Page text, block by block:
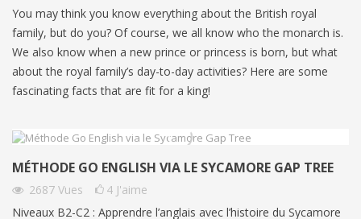
You may think you know everything about the British royal
family, but do you? Of course, we all know who the monarch is.
We also know when a new prince or princess is born, but what
about the royal family’s day-to-day activities? Here are some
fascinating facts that are fit for a king!
MÉTHODE GO ENGLISH VIA LE SYCAMORE GAP TREE
2687 Vues 4 J'aime
Niveaux B2-C2 : Apprendre l’anglais avec l’histoire du Sycamore